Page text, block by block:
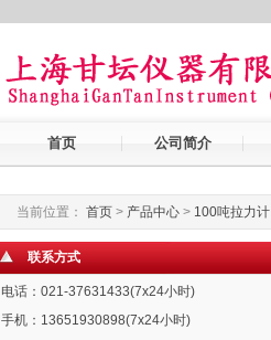
首页 公司简介
当前位置： 首页 > 产品中心 > 100吨拉力计
联系方式
电话：021-37631433(7x24小时)
手机：13651930898(7x24小时)